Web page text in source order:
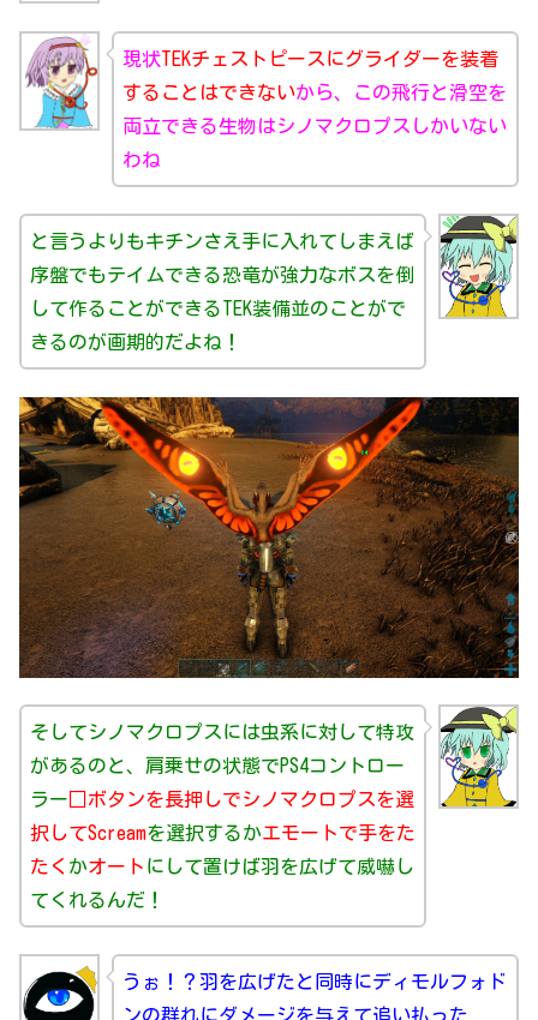
現状TEKチェストピースにグライダーを装着
することはできないから、この飛行と滑空を
両立できる生物はシノマクロプスしかいない
わね
と言うよりもキチンさえ手に入れてしまえば
序盤でもテイムできる恐竜が強力なボスを倒
して作ることができるTEK装備並のことがで
きるのが画期的だよね！
そしてシノマクロプスには虫系に対して特攻
があるのと、肩乗せの状態でPS4コントロー
ラー□ボタンを長押しでシノマクロプスを選
択してScreamを選択するかエモートで手をた
たく かオート にして置けば羽を広げて威嚇し
てくれるんだ！
うぉ！？羽を広げたと同時にディモルフォド
ンの群れにダメージを与えて追い払った